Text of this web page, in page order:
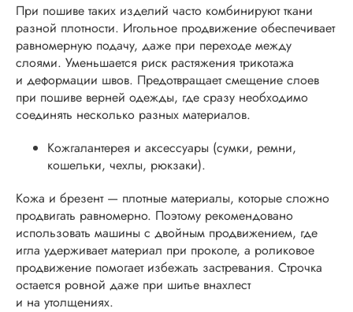
При пошиве таких изделий часто комбинируют ткани
разной плотности. Игольное продвижение обеспечивает
равномерную подачу, даже при переходе между
слоями. Уменьшается риск растяжения трикотажа
и деформации швов. Предотвращает смещение слоев
при пошиве верней одежды, где сразу необходимо
соединять несколько разных материалов.
Кожгалантерея и аксессуары (сумки, ремни,
кошельки, чехлы, рюкзаки).
Кожа и брезент — плотные материалы, которые сложно
продвигать равномерно. Поэтому рекомендовано
использовать машины с двойным продвижением, где
игла удерживает материал при проколе, а роликовое
продвижение помогает избежать застревания. Строчка
остается ровной даже при шитье внахлест
и на утолщениях.